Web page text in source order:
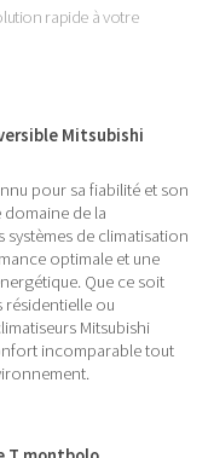
rapide à votre
Mitsubishi
pour sa fiabilité et son
de la
systèmes de climatisation
optimale et une
Que ce soit
ou
Mitsubishi
incomparable tout